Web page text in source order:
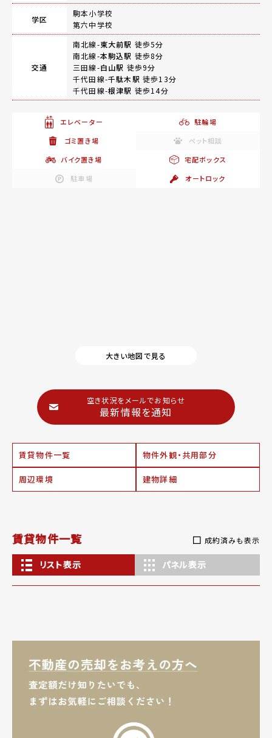
学区
駒本小学校
第六中学校
交通
南北線-東大前駅 徒歩5分
南北線-本駒込駅 徒歩8分
三田線-白山駅 徒歩9分
千代田線-千駄木駅 徒歩13分
千代田線-根津駅 徒歩14分
エレベーター
駐輪場
ゴミ置き場
ペット相談
バイク置き場
宅配ボックス
駐車場
オートロック
大きい地図で見る
空き状況をメールでお知らせ
最新情報を通知
賃貸物件一覧 物件外観・共用部分
周辺環境 建物詳細
賃貸物件一覧 成約済みも表示
リスト表示 パネル表示